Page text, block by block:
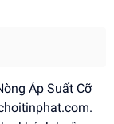
Áp Suất Cỡ